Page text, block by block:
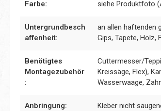
Farbe: siehe Produktfoto
Untergrundbesch
affenheit:
an allen haftenden
Gips, Tapete, Holz,
Benötigtes
Montagezubehör
:
Cuttermesser/
Kreissäge, Flex),
Wasserwaage,
Anbringung:
Kleber nicht